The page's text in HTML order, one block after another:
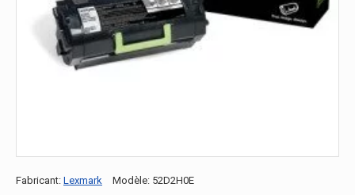
Fabricant: Lexmark Modèle: 52D2H0E